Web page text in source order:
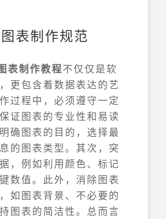
表制作规范
表制作教程不仅仅是软
更包含着数据表达的艺
过程中，必须遵守一定
证图表的专业性和易读
确图表的目的，选择最
的图表类型。其次，突
，例如利用颜色、标记
数值。此外，消除图表
如图表背景、不必要的
图表的简洁性。总而言